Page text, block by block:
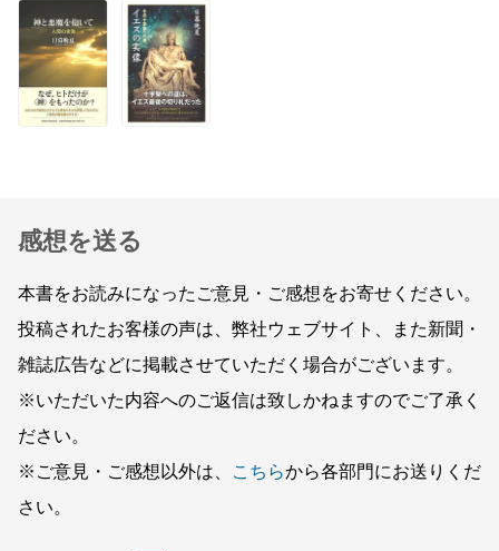
感想を送る
本書をお読みになったご意見・ご感想をお寄せください。
投稿されたお客様の声は、弊社ウェブサイト、また新聞・
雑誌広告などに掲載させていただく場合がございます。
※いただいた内容へのご返信は致しかねますのでご了承く
ださい。
※ご意見・ご感想以外は、
こちらから各部門にお送りくだ
さい。